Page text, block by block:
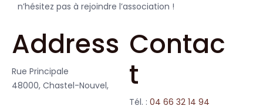
n’hésitez pas à rejoindre l’association !
Address
Rue Principale
48000, Chastel-Nouvel,
Contac
t
Tél. : 04 66 32 14 94